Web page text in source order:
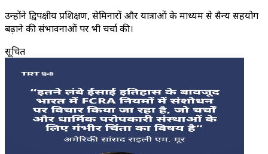
उन्होंने द्विपक्षीय प्रशिक्षण, सेमिनारों और यात्राओं के माध्यम से सैन्य सहयोग
बढ़ाने की संभावनाओं पर भी चर्चा की।
सूचित